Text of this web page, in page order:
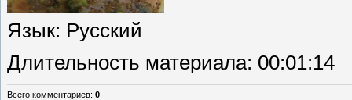
Язык: Русский
Длительность материала: 00:01:14
Всего комментариев: 0